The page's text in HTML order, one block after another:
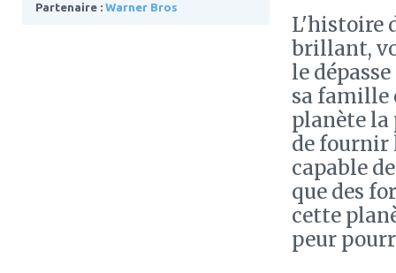
Partenaire : Warner Bros
L'histoire
brillant,
le
sa famille
planète la
de fournir
capable
que des
cette
peur